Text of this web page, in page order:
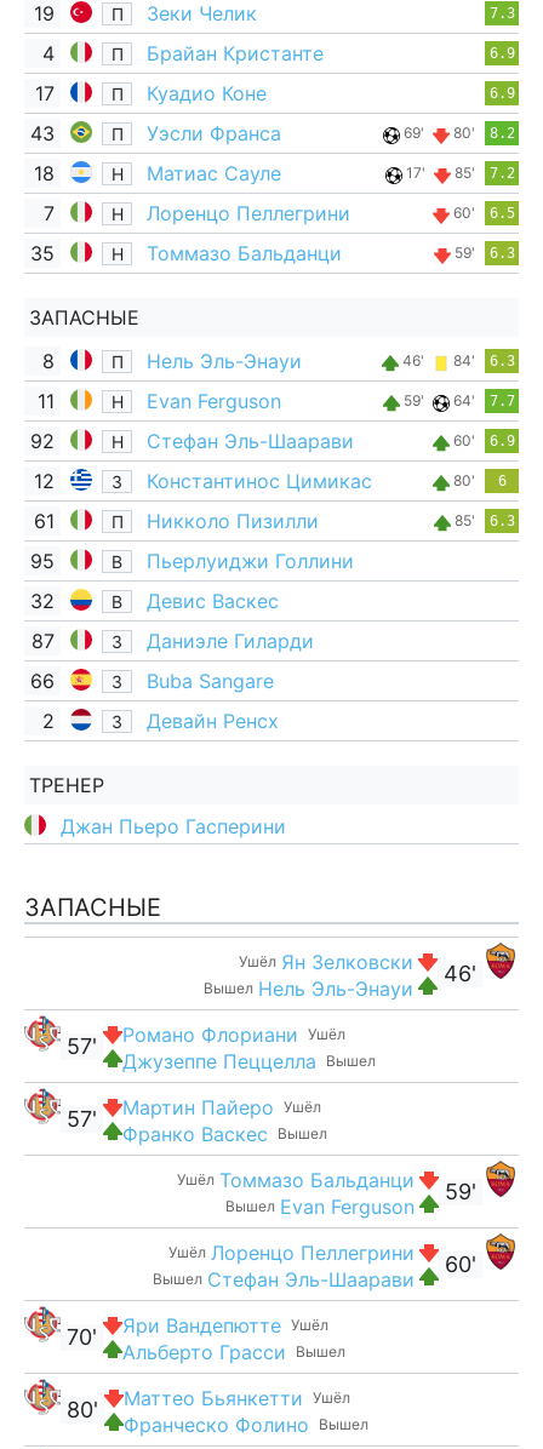
19 П Зеки Челик 7.3
4 П Брайан Кристанте 6.9
17 П Куадио Коне 6.9
43 П Уэсли Франса 69' 80' 8.2
18 Н Матиас Сауле 17' 85' 7.2
7 Н Лоренцо Пеллегрини 60' 6.5
35 Н Томмазо Бальданци 59' 6.3
ЗАПАСНЫЕ
8
П Нель Эль-Энауи 46' 84' 6.3
11 Н Evan Ferguson 59' 64' 7.7
92 Н Стефан Эль-Шаарави 60' 6.9
12 З Константинос Цимикас 80' 6
61 П Никколо Пизилли 85' 6.3
95 В
Пьерлуиджи Голлини
32
В
Девис Васкес
87
З
Даниэле Гиларди
66
З
Buba Sangare
2
З Девайн Ренсх
ТРЕНЕР
Джан Пьеро Гасперини
ЗАПАСНЫЕ
46'
Ушёл Ян Зелковски
Вышел Нель Эль-Энауи
Ушёл
Романо Флориани
Вышел
Джузеппе Пеццелла
57'
Ушёл
Мартин Пайеро
Вышел
Франко Васкес
57'
59'
Ушёл Томмазо Бальданци
Вышел Evan Ferguson
60'
Ушёл Лоренцо Пеллегрини
Вышел Стефан Эль-Шаарави
Ушёл
Яри Вандепютте
Вышел
Альберто Грасси
70'
Ушёл
Маттео Бьянкетти
Вышел
Франческо Фолино
80'